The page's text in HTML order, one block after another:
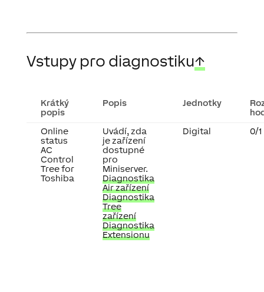
Vstupy pro diagnostiku↑
Krátký
popis
Popis Jednotky
Online
status
AC
Control
Tree for
Toshiba
Uvádí, zda
je zařízení
dostupné
pro
Miniserver.
Diagnostika
Air zařízení
Diagnostika
Tree
zařízení
Diagnostika
Extensionu
Digital 0/1